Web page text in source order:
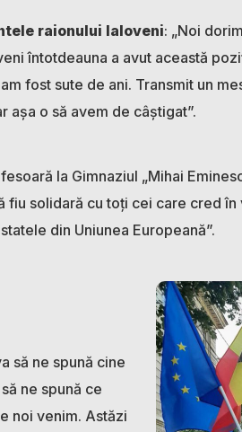
raionului Ialoveni: „Noi
întotdeauna a avut această
fost sute de ani. Transmit un
așa o să avem de câștigat”.
la Gimnaziul „Mihai
fiu solidară cu toți cei care cred
din Uniunea Europeană”.
să ne spună cine
ne spună ce
noi venim. Astăzi